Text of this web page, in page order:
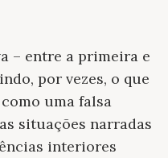
– entre a primeira e
por vezes, o que
uma falsa
situações narradas
interiores